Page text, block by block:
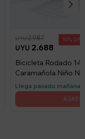
UYU 2.688
UYU2.987 10
Bicicleta Rodado 14
Caramañola Niño
Llega pasado mañana